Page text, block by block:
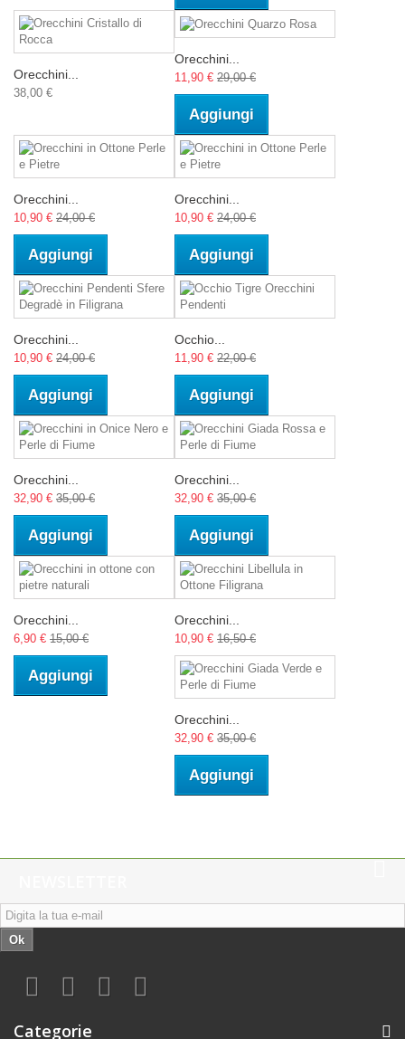
Orecchini...
38,00 €
Orecchini...
11,90 € 29,00 €
Aggiungi
Orecchini...
10,90 € 24,00 €
Aggiungi
Orecchini...
10,90 € 24,00 €
Aggiungi
Orecchini...
10,90 € 24,00 €
Aggiungi
Occhio...
11,90 € 22,00 €
Aggiungi
Orecchini...
32,90 € 35,00 €
Aggiungi
Orecchini...
32,90 € 35,00 €
Aggiungi
Orecchini...
6,90 € 15,00 €
Aggiungi
Orecchini...
10,90 € 16,50 €
Orecchini...
32,90 € 35,00 €
Aggiungi
Ok
Categorie